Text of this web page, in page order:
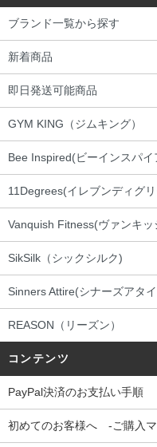
ブランド一覧から探す
新着商品
即日発送可能商品
GYM KING（ジムキング）
Bee Inspired(ビーインスパイ
11Degrees(イレブンディグ
Vanquish Fitness(ヴァンキ
SikSilk（シックシルク)
Sinners Attire(シナーズアタ
REASON（リーズン）
コンテンツ
PayPal決済のお支払い手順
初めてのお客様へ -ご購入